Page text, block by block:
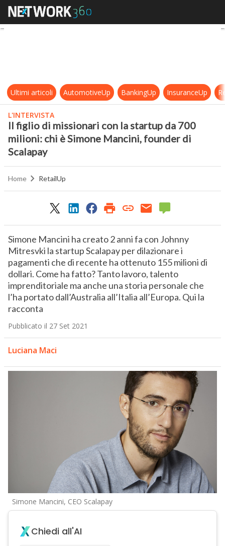
Il figlio di missionari con la startup
Ultimi articoli AutomotiveUp BankingUp InsuranceUp
L'INTERVISTA
Il figlio di missionari con la startup da 700
milioni: chi è Simone Mancini, founder di
Scalapay
Home RetailUp
Simone Mancini ha creato 2 anni fa con Johnny
Mitresvki la startup Scalapay per dilazionare i
pagamenti che di recente ha ottenuto 155 milioni di
dollari. Come ha fatto? Tanto lavoro, talento
imprenditoriale ma anche una storia personale che
l’ha portato dall’Australia all’Italia all’Europa. Qui la
racconta
Pubblicato il 27 Set 2021
Luciana Maci
Simone Mancini, CEO Scalapay
Chiedi all'AI